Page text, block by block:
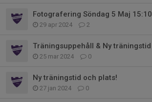
Fotografering Söndag 5 Maj 15:10
29 apr 2024 2
Träningsuppehåll & Ny träningstid
25 mar 2024 0
Ny träningstid och plats!
27 jan 2024 0